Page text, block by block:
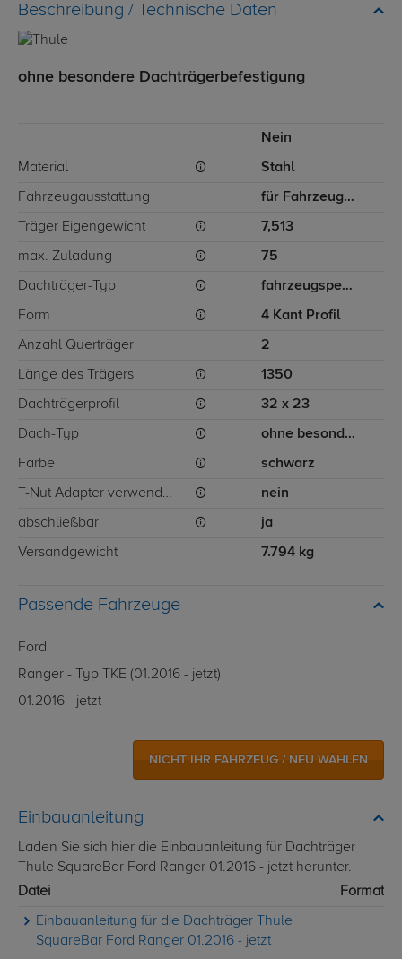
Technische Daten
ohne besondere Dachträgerbefestigung
Nein
Material Stahl
Fahrzeugausstattung für Fahrzeuge ohne besondere Dachträgerbefestigung
Träger Eigengewicht 7,513
max. Zuladung 75
Dachträger-Typ fahrzeugspezifisch
Form 4 Kant Profil
Anzahl Querträger 2
Länge des Trägers 1350
Dachträgerprofil 32 x 23
Dach-Typ ohne besondere Dachträgerbefestigung
Farbe schwarz
T-Nut Adapter verwendbar nein
abschließbar ja
Versandgewicht 7.794 kg
Passende Fahrzeuge
Ford
Ranger - Typ TKE (01.2016 - jetzt)
01.2016 - jetzt
NICHT IHR FAHRZEUG / NEU WÄHLEN
Einbauanleitung
Laden Sie sich hier die Einbauanleitung für Dachträger
Thule SquareBar Ford Ranger 01.2016 - jetzt herunter.
Datei
Format
Einbauanleitung für die Dachträger Thule
SquareBar Ford Ranger 01.2016 - jetzt